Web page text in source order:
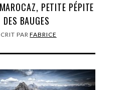
PETITE PÉPITE
DES BAUGES
PARFABRICE